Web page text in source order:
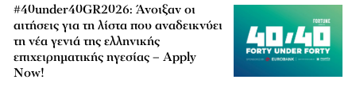
#40under40GR2026: Άνοιξαν οι
αιτήσεις για τη λίστα που αναδεικνύει
τη νέα γενιά της ελληνικής
επιχειρηματικής ηγεσίας – Apply
Now!